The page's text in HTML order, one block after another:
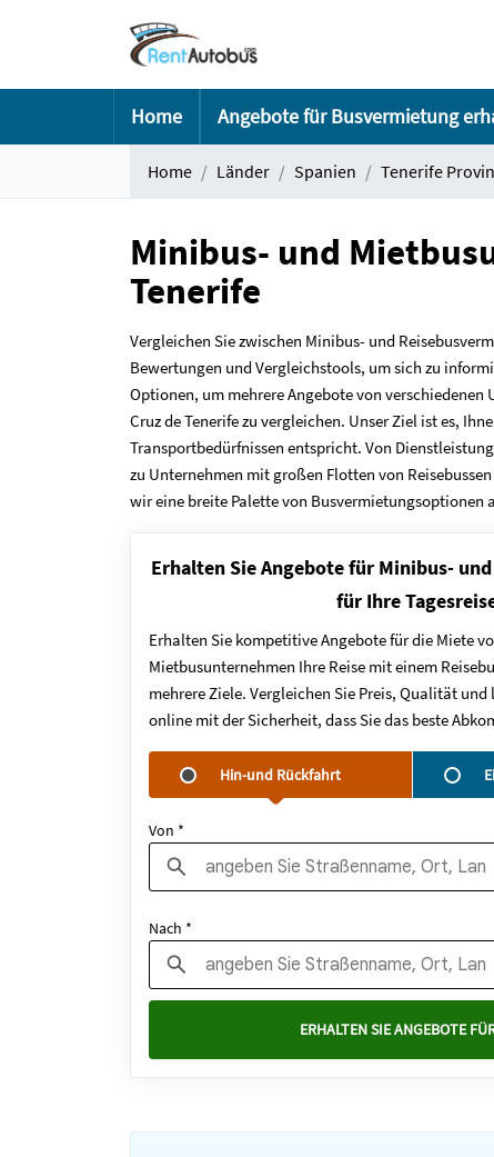
Home Angebote für Busvermietung
Home Länder Spanien Tenerife
Minibus- und
Tenerife
Vergleichen Sie zwischen Minibus- und
Bewertungen und Vergleichstools, um sich zu
Optionen, um mehrere Angebote von
Cruz de Tenerife zu vergleichen. Unser Ziel ist es,
Transportbedürfnissen entspricht. Von
zu Unternehmen mit großen Flotten von
wir eine breite Palette von Busvermietungsoptionen
Erhalten Sie Angebote für Minibus-
für Ihre
Erhalten Sie kompetitive Angebote für die Miete
Mietbusunternehmen Ihre Reise mit einem
mehrere Ziele. Vergleichen Sie Preis, Qualität
online mit der Sicherheit, dass Sie das beste
Hin-und Rückfahrt
Von *
Nach *
ERHALTEN SIE ANGEBOTE